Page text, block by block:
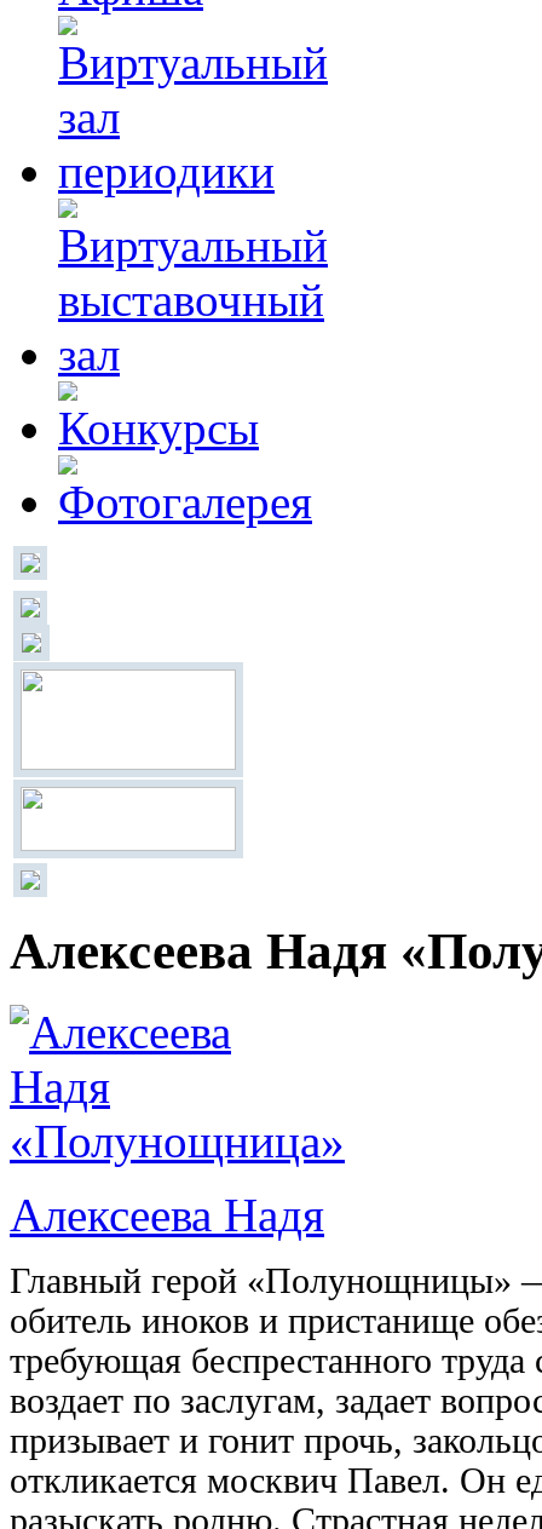
Алексеева Надя
Алексеева Надя
Главный герой «Полунощницы»
обитель иноков и пристанище
требующая беспрестанного
воздает по заслугам, задает
призывает и гонит прочь,
откликается москвич Павел. Он
разыскать родню. Страстная